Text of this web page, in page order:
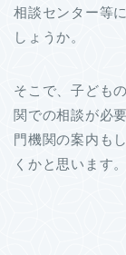
相談センター等
しょうか。
そこで、子ども
関での相談が必
門機関の案内も
くかと思います。